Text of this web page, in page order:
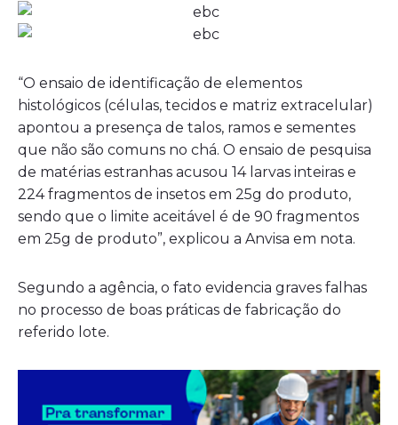
“O ensaio de identificação de elementos
histológicos (células, tecidos e matriz extracelular)
apontou a presença de talos, ramos e sementes
que não são comuns no chá. O ensaio de pesquisa
de matérias estranhas acusou 14 larvas inteiras e
224 fragmentos de insetos em 25g do produto,
sendo que o limite aceitável é de 90 fragmentos
em 25g de produto”, explicou a Anvisa em nota.
Segundo a agência, o fato evidencia graves falhas
no processo de boas práticas de fabricação do
referido lote.